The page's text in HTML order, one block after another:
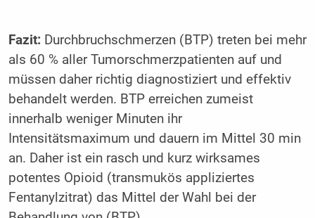
Fazit:Durchbruchschmerzen (BTP) treten bei mehr
als 60 % aller Tumorschmerzpatienten auf und
müssen daher richtig diagnostiziert und effektiv
behandelt werden. BTP erreichen zumeist
innerhalb weniger Minuten ihr
Intensitätsmaximum und dauern im Mittel 30 min
an. Daher ist ein rasch und kurz wirksames
potentes Opioid (transmukös appliziertes
Fentanylzitrat) das Mittel der Wahl bei der